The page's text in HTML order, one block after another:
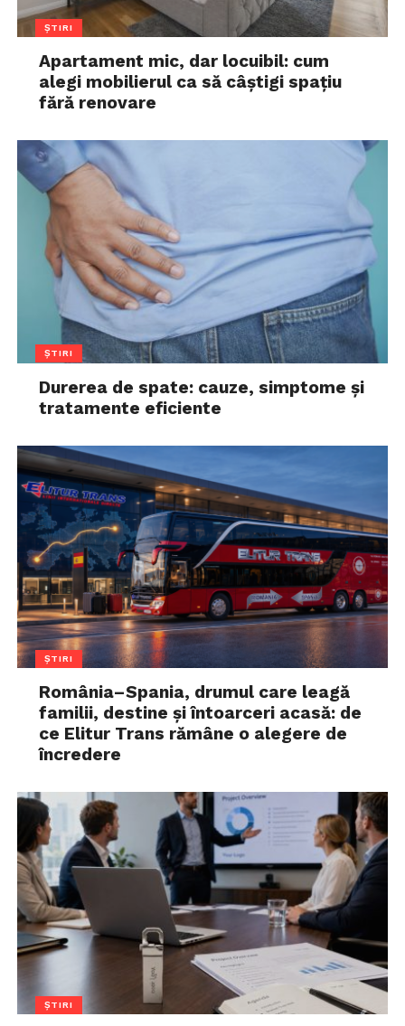
ȘTIRI
Apartament mic, dar locuibil: cum
alegi mobilierul ca să câștigi spațiu
fără renovare
ȘTIRI
Durerea de spate: cauze, simptome și
tratamente eficiente
ȘTIRI
România–Spania, drumul care leagă
familii, destine și întoarceri acasă: de
ce Elitur Trans rămâne o alegere de
încredere
ȘTIRI